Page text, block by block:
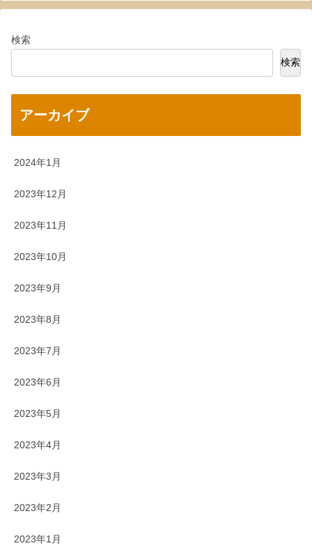
検索
検索
アーカイブ
2024年1月
2023年12月
2023年11月
2023年10月
2023年9月
2023年8月
2023年7月
2023年6月
2023年5月
2023年4月
2023年3月
2023年2月
2023年1月